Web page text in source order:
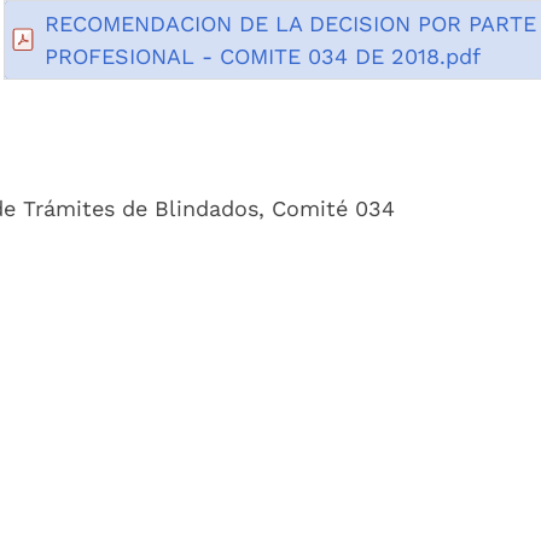
RECOMENDACION DE LA DECISION POR
PROFESIONAL - COMITE 034 DE 2018.pdf
Trámites de Blindados, Comité 034